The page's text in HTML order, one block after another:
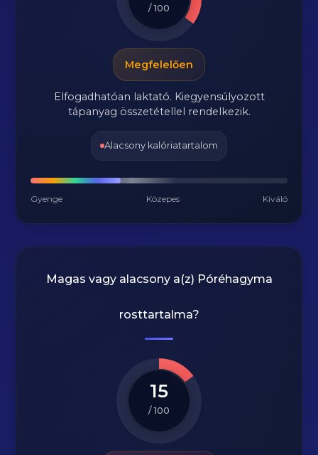
/ 100
Megfelelően
Elfogadhatóan laktató. Kiegyensúlyozott
tápanyag összetétellel rendelkezik.
Alacsony kalóriatartalom
Gyenge Közepes Kiváló
Magas vagy alacsony a(z) Póréhagyma
rosttartalma?
15
/ 100